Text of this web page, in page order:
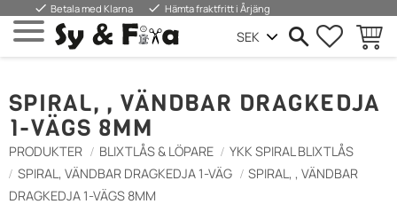
Meny
done Betala med Klarna done Hämta fraktfritt i Årjäng
SPIRAL, , VÄNDBAR DRAGKEDJA
1-VÄGS 8MM
PRODUKTER BLIXTLÅS & LÖPARE
YKK SPIRAL BLIXTLÅS
SPIRAL, VÄNDBAR DRAGKEDJA 1-VÄG
SPIRAL, , VÄNDBAR
DRAGKEDJA 1-VÄGS 8MM